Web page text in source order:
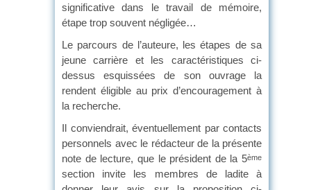
significative dans le travail de mémoire,
étape trop souvent négligée…
Le parcours de l’auteure, les étapes de sa
jeune carrière et les caractéristiques ci-
dessus esquissées de son ouvrage la
rendent éligible au prix d’encouragement à
la recherche.
Il conviendrait, éventuellement par contacts
personnels avec le rédacteur de la présente
note de lecture, que le président de la 5ème
section invite les membres de ladite à